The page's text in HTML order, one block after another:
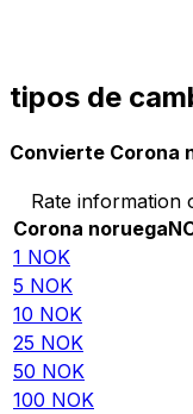
tipos de
Convierte Corona
Rate information
Corona noruega
1 NOK
5 NOK
10 NOK
25 NOK
50 NOK
100 NOK